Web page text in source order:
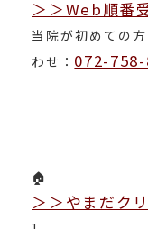
＞＞Web順番
当院が初めての
わせ： 072-
＞＞やまだク